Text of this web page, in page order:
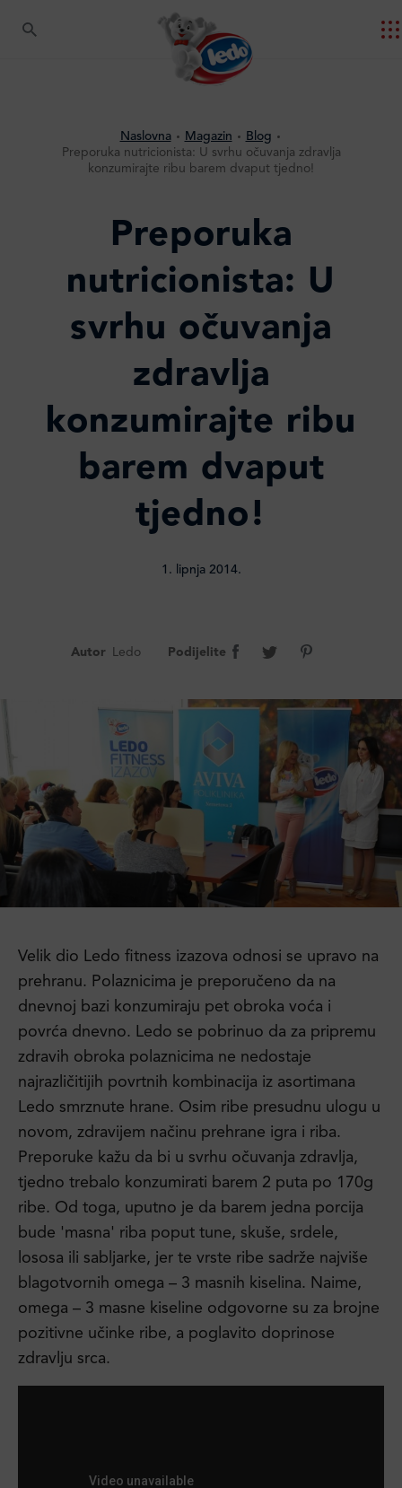
Naslovna Magazin
Blog
Preporuka nutricionista: U svrhu očuvanja zdravlja
konzumirajte ribu barem dvaput tjedno!
Preporuka
nutricionista: U
svrhu očuvanja
zdravlja
konzumirajte ribu
barem dvaput
tjedno!
1. lipnja 2014.
Autor Ledo Podijelite
Velik dio Ledo fitness izazova odnosi se upravo na
prehranu. Polaznicima je preporučeno da na
dnevnoj bazi konzumiraju pet obroka voća i
povrća dnevno. Ledo se pobrinuo da za pripremu
zdravih obroka polaznicima ne nedostaje
najrazličitijih povrtnih kombinacija iz asortimana
Ledo smrznute hrane. Osim ribe presudnu ulogu u
novom, zdravijem načinu prehrane igra i riba.
Preporuke kažu da bi u svrhu očuvanja zdravlja,
tjedno trebalo konzumirati barem 2 puta po 170g
ribe. Od toga, uputno je da barem jedna porcija
bude 'masna' riba poput tune, skuše, srdele,
lososa ili sabljarke, jer te vrste ribe sadrže najviše
blagotvornih omega – 3 masnih kiselina. Naime,
omega – 3 masne kiseline odgovorne su za brojne
pozitivne učinke ribe, a poglavito doprinose
zdravlju srca.